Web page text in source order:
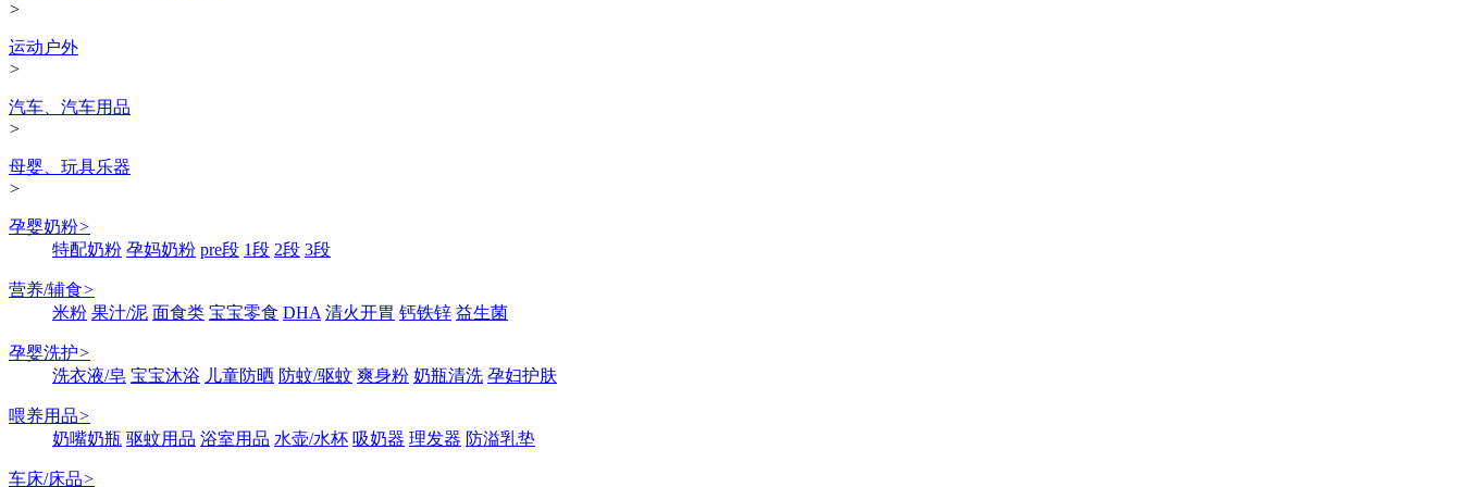
>
运动户外
>
汽车、汽车用品
>
母婴、玩具乐器
>
孕婴奶粉>
特配奶粉 孕妈奶粉 pre段 1段 2段 3段
营养/辅食>
米粉 果汁/泥 面食类 宝宝零食 DHA 清火开胃 钙铁锌 益生菌
孕婴洗护>
洗衣液/皂 宝宝沐浴 儿童防晒 防蚊/驱蚊 爽身粉 奶瓶清洗 孕妇护肤
喂养用品>
奶嘴奶瓶 驱蚊用品 浴室用品 水壶/水杯 吸奶器 理发器 防溢乳垫
车床/床品>